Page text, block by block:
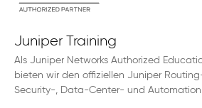
Juniper Training
Als Juniper Networks Authorized
bieten wir den offiziellen Juniper
Security-, Data-Center- und